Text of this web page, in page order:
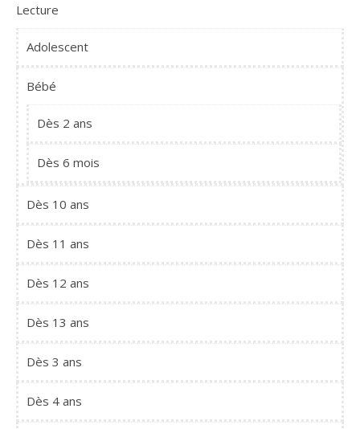
Lecture
Adolescent
Bébé
Dès 2 ans
Dès 6 mois
Dès 10 ans
Dès 11 ans
Dès 12 ans
Dès 13 ans
Dès 3 ans
Dès 4 ans